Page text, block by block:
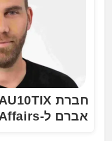
אברם ל-VP Corporate Affairs